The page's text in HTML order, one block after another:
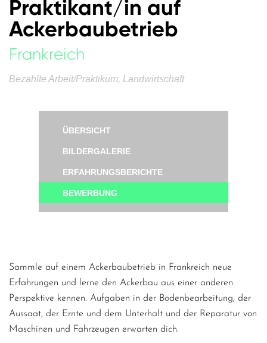
Praktikant/in auf
Ackerbaubetrieb
Frankreich
Bezahlte Arbeit/Praktikum, Landwirtschaft
ÜBERSICHT
BILDERGALERIE
ERFAHRUNGSBERICHTE
BEWERBUNG
Sammle auf einem Ackerbaubetrieb in Frankreich neue
Erfahrungen und lerne den Ackerbau aus einer anderen
Perspektive kennen. Aufgaben in der Bodenbearbeitung, der
Aussaat, der Ernte und dem Unterhalt und der Reparatur von
Maschinen und Fahrzeugen erwarten dich.